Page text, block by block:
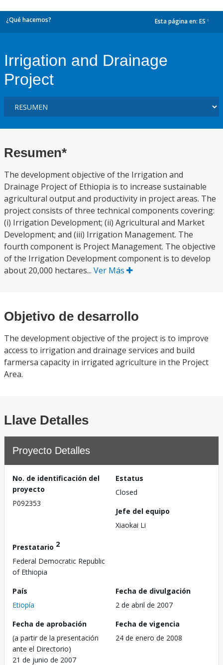
¿Qué hacemos? Esta página en: ES
Irrigation and Drainage
Project
Resumen*
The development objective of the Irrigation and
Drainage Project of Ethiopia is to increase sustainable
agricultural output and productivity in project areas. The
project consists of three technical components covering:
(i) Irrigation Development; (ii) Agricultural and Market
Development; and (iii) Irrigation Management. The
fourth component is Project Management. The objective
of the Irrigation Development component is to develop
about 20,000 hectares... Ver Más
Objetivo de desarrollo
The development objective of the project is to improve
access to irrigation and drainage services and build
farmersa capacity in irrigated agriculture in the Project
Area.
Llave Detalles
Proyecto Detalles
No. de identificación del
proyecto
P092353
Estatus
Closed
Jefe del equipo
Xiaokai Li
Prestatario 2
Federal Democratic Republic
of Ethiopia
País
Etiopía
Fecha de divulgación
2 de abril de 2007
Fecha de aprobación
(a partir de la presentación
ante el Directorio)
21 de junio de 2007
Fecha de vigencia
24 de enero de 2008